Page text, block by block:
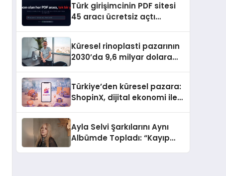
Türk girişimcinin PDF sitesi
45 aracı ücretsiz açtı
Küresel rinoplasti pazarının
2030’da 9,6 milyar dolara
Türkiye’den küresel pazara:
ShopinX, dijital ekonomi ile
Ayla Selvi Şarkılarını Aynı
Albümde Topladı: “Kayıp